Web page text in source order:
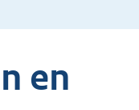
en